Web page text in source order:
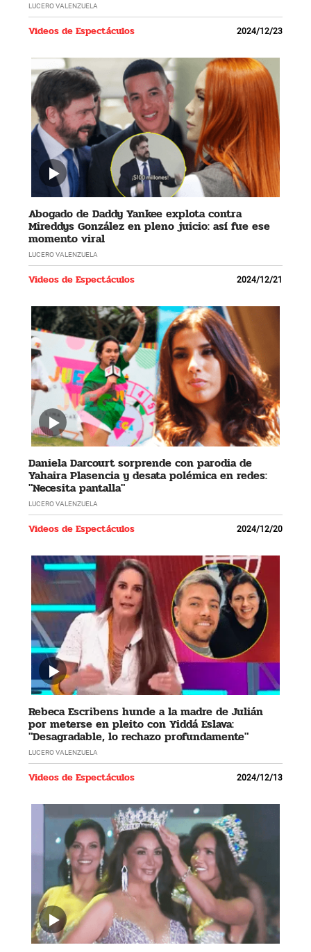
LUCERO VALENZUELA
Videos de Espectáculos 2024/12/23
Abogado de Daddy Yankee explota contra
Mireddys González en pleno juicio: así fue ese
momento viral
LUCERO VALENZUELA
Videos de Espectáculos 2024/12/21
Daniela Darcourt sorprende con parodia de
Yahaira Plasencia y desata polémica en redes:
"Necesita pantalla"
LUCERO VALENZUELA
Videos de Espectáculos 2024/12/20
Rebeca Escribens hunde a la madre de Julián
por meterse en pleito con Yiddá Eslava:
"Desagradable, lo rechazo profundamente"
LUCERO VALENZUELA
Videos de Espectáculos 2024/12/13